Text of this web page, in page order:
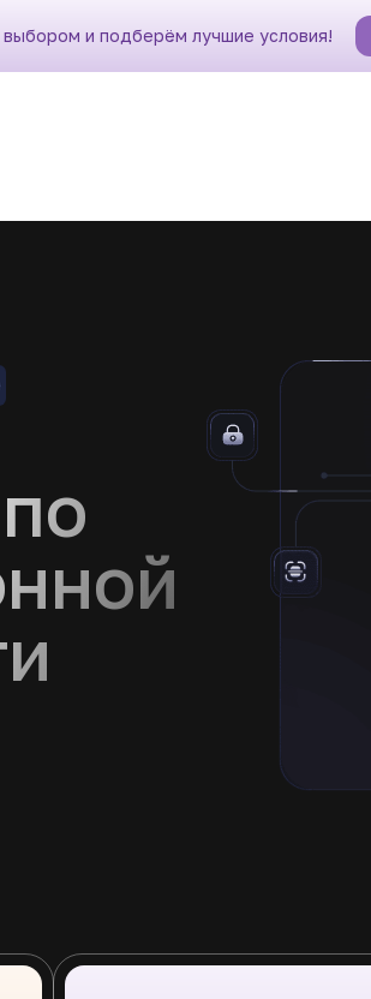
и подберём лучшие условия!